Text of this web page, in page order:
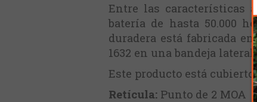
Entre las características
batería de hasta 50.000
duradera está fabricada
1632 en una bandeja
Este producto está
Retícula: Punto de 2 MOA